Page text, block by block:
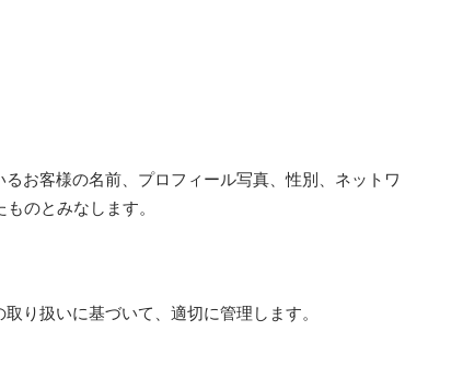
お客様の名前、プロフィール写真、性別、ネットワ
のとみなします。
り扱いに基づいて、適切に管理します。